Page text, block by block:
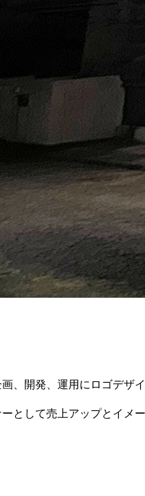
、開発、運用にロゴデザ
として売上アップとイメ